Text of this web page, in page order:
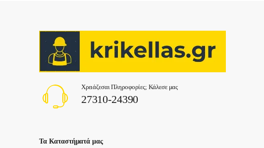
Χρειάζεσαι Πληροφορίες; Κάλεσε μας
27310-24390
Τα Καταστήματά μας